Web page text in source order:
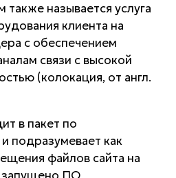
также называется услуга
клиента на
с обеспечением
связи с высокой
(колокация, от англ.
в пакет по
подразумевает как
файлов сайта на